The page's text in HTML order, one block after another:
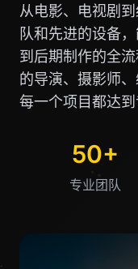
从电影、电视剧
队和先进的设备
到后期制作的全
的导演、摄影师
每一个项目都达到
50+
专业团队